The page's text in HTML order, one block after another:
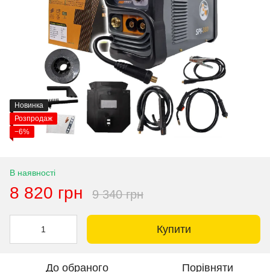
Новинка
Розпродаж
−6%
В наявності
8 820 грн 9 340 грн
Купити
До обраного Порівняти